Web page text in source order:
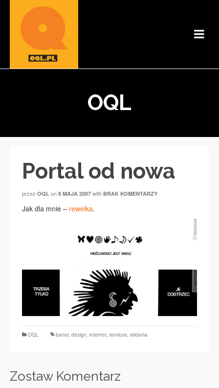
OQL
Portal od nowa
przez OQL on 8 MAJA 2007 with BRAK KOMENTARZY
Jak dla mnie – rewelka.
OQL baner, design internet konkurs reklama
Zostaw Komentarz